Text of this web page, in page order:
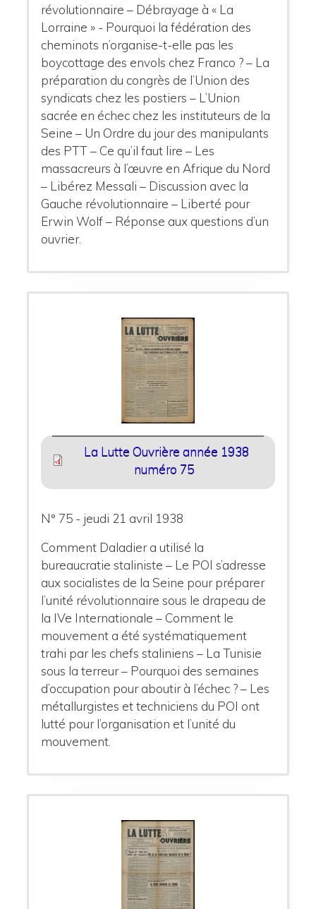
révolutionnaire – Débrayage à « La
Lorraine » - Pourquoi la fédération des
cheminots n’organise-t-elle pas les
boycottage des envols chez Franco ? – La
préparation du congrès de l’Union des
syndicats chez les postiers – L’Union
sacrée en échec chez les instituteurs de la
Seine – Un Ordre du jour des manipulants
des PTT – Ce qu’il faut lire – Les
massacreurs à l’œuvre en Afrique du Nord
– Libérez Messali – Discussion avec la
Gauche révolutionnaire – Liberté pour
Erwin Wolf – Réponse aux questions d’un
ouvrier.
La Lutte Ouvrière année 1938
numéro 75
N° 75 - jeudi 21 avril 1938
Comment Daladier a utilisé la
bureaucratie staliniste – Le POI s’adresse
aux socialistes de la Seine pour préparer
l’unité révolutionnaire sous le drapeau de
la IVe Internationale – Comment le
mouvement a été systématiquement
trahi par les chefs staliniens – La Tunisie
sous la terreur – Pourquoi des semaines
d’occupation pour aboutir à l’échec ? – Les
métallurgistes et techniciens du POI ont
lutté pour l’organisation et l’unité du
mouvement.